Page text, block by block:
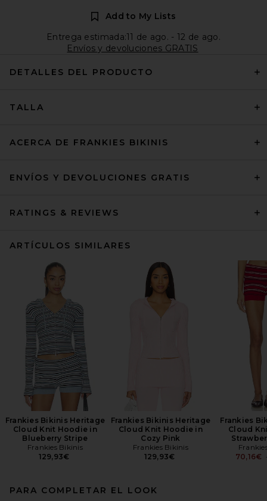
Add to My Lists
Entrega estimada:11 de ago. - 12 de ago.
Envíos y devoluciones GRATIS
DETALLES DEL PRODUCTO
TALLA
ACERCA DE FRANKIES BIKINIS
ENVÍOS Y DEVOLUCIONES GRATIS
RATINGS & REVIEWS
ARTÍCULOS SIMILARES
Frankies Bikinis Heritage
Cloud Knit Hoodie in
Blueberry Stripe
Frankies Bikinis
129,93€
Frankies Bikinis Heritage
Cloud Knit Hoodie in
Cozy Pink
Frankies Bikinis
129,93€
Frankies
Cloud
70,16€
PARA COMPLETAR EL LOOK